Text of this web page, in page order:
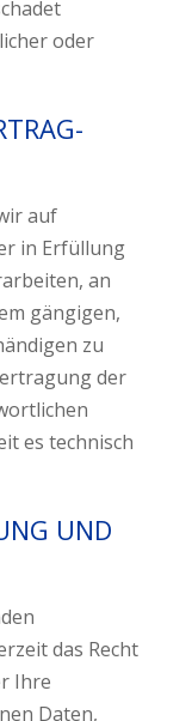
oder
auf
in Erfüllung
an
gängigen,
zu
der
es technisch
UND
das Recht
Ihre
Daten,